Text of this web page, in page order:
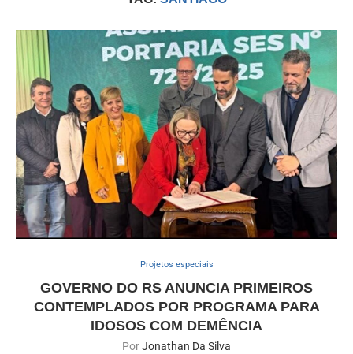
Projetos especiais
GOVERNO DO RS ANUNCIA PRIMEIROS
CONTEMPLADOS POR PROGRAMA PARA
IDOSOS COM DEMÊNCIA
PorJonathan Da Silva